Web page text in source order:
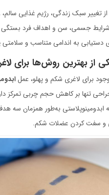
از تغییر سبک زندگی، رژیم غذایی
شرایط جسمی، سن و اهداف فرد
دستیابی به اندامی متناسب و سلامتی
از بهترین روش‌ها برای
برای لاغری شکم و پهلو، عمل
تنها بر کاهش حجم چربی تمرکز
ابدومینوپلاستی به‌طور همزمان
و سفت کردن عضلات شکم.